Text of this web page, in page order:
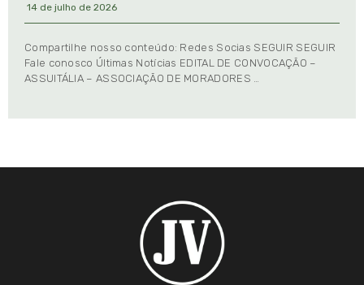
14 de julho de 2026
Compartilhe nosso conteúdo: Redes Socias SEGUIR SEGUIR
Fale conosco Últimas Notícias EDITAL DE CONVOCAÇÃO –
ASSUITÁLIA – ASSOCIAÇÃO DE MORADORES …